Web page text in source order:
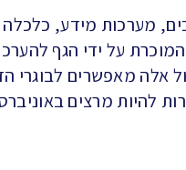
מערכות מידע,
המוכרת על ידי הגף
אלה מאפשרים לבוגרי
להיות מרצים